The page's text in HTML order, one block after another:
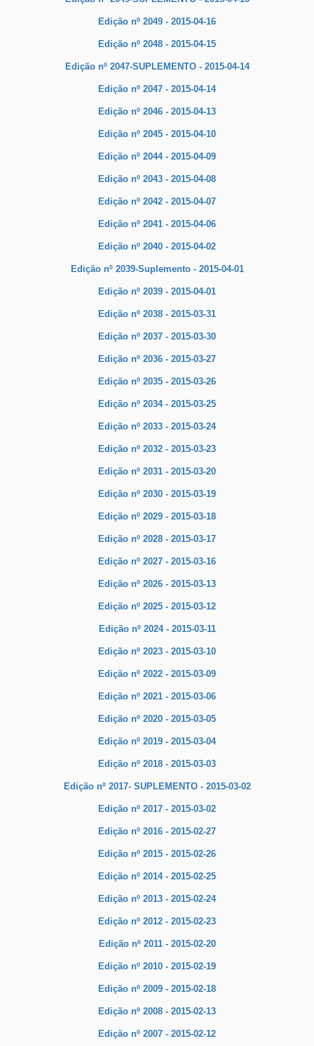
Edição nº 2049 - 2015-04-16
Edição nº 2048 - 2015-04-15
Edição nº 2047-SUPLEMENTO - 2015-04-14
Edição nº 2047 - 2015-04-14
Edição nº 2046 - 2015-04-13
Edição nº 2045 - 2015-04-10
Edição nº 2044 - 2015-04-09
Edição nº 2043 - 2015-04-08
Edição nº 2042 - 2015-04-07
Edição nº 2041 - 2015-04-06
Edição nº 2040 - 2015-04-02
Edição nº 2039-Suplemento - 2015-04-01
Edição nº 2039 - 2015-04-01
Edição nº 2038 - 2015-03-31
Edição nº 2037 - 2015-03-30
Edição nº 2036 - 2015-03-27
Edição nº 2035 - 2015-03-26
Edição nº 2034 - 2015-03-25
Edição nº 2033 - 2015-03-24
Edição nº 2032 - 2015-03-23
Edição nº 2031 - 2015-03-20
Edição nº 2030 - 2015-03-19
Edição nº 2029 - 2015-03-18
Edição nº 2028 - 2015-03-17
Edição nº 2027 - 2015-03-16
Edição nº 2026 - 2015-03-13
Edição nº 2025 - 2015-03-12
Edição nº 2024 - 2015-03-11
Edição nº 2023 - 2015-03-10
Edição nº 2022 - 2015-03-09
Edição nº 2021 - 2015-03-06
Edição nº 2020 - 2015-03-05
Edição nº 2019 - 2015-03-04
Edição nº 2018 - 2015-03-03
Edição nº 2017- SUPLEMENTO - 2015-03-02
Edição nº 2017 - 2015-03-02
Edição nº 2016 - 2015-02-27
Edição nº 2015 - 2015-02-26
Edição nº 2014 - 2015-02-25
Edição nº 2013 - 2015-02-24
Edição nº 2012 - 2015-02-23
Edição nº 2011 - 2015-02-20
Edição nº 2010 - 2015-02-19
Edição nº 2009 - 2015-02-18
Edição nº 2008 - 2015-02-13
Edição nº 2007 - 2015-02-12